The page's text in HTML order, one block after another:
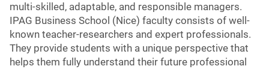
multi-skilled, adaptable, and responsible managers.
IPAG Business School (Nice) faculty consists of well-
known teacher-researchers and expert professionals.
They provide students with a unique perspective that
helps them fully understand their future professional